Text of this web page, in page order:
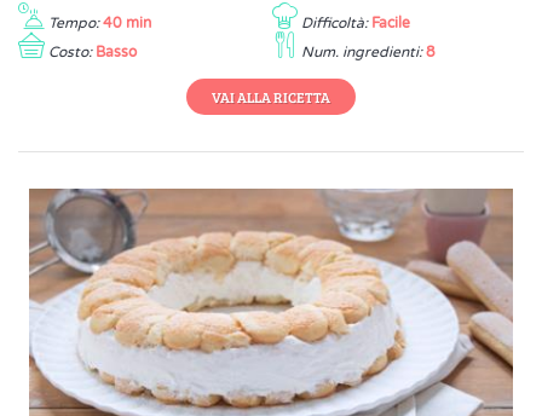
Tempo: 40 min Difficoltà: Facile
Costo: Basso Num. ingredienti: 8
VAI ALLA RICETTA